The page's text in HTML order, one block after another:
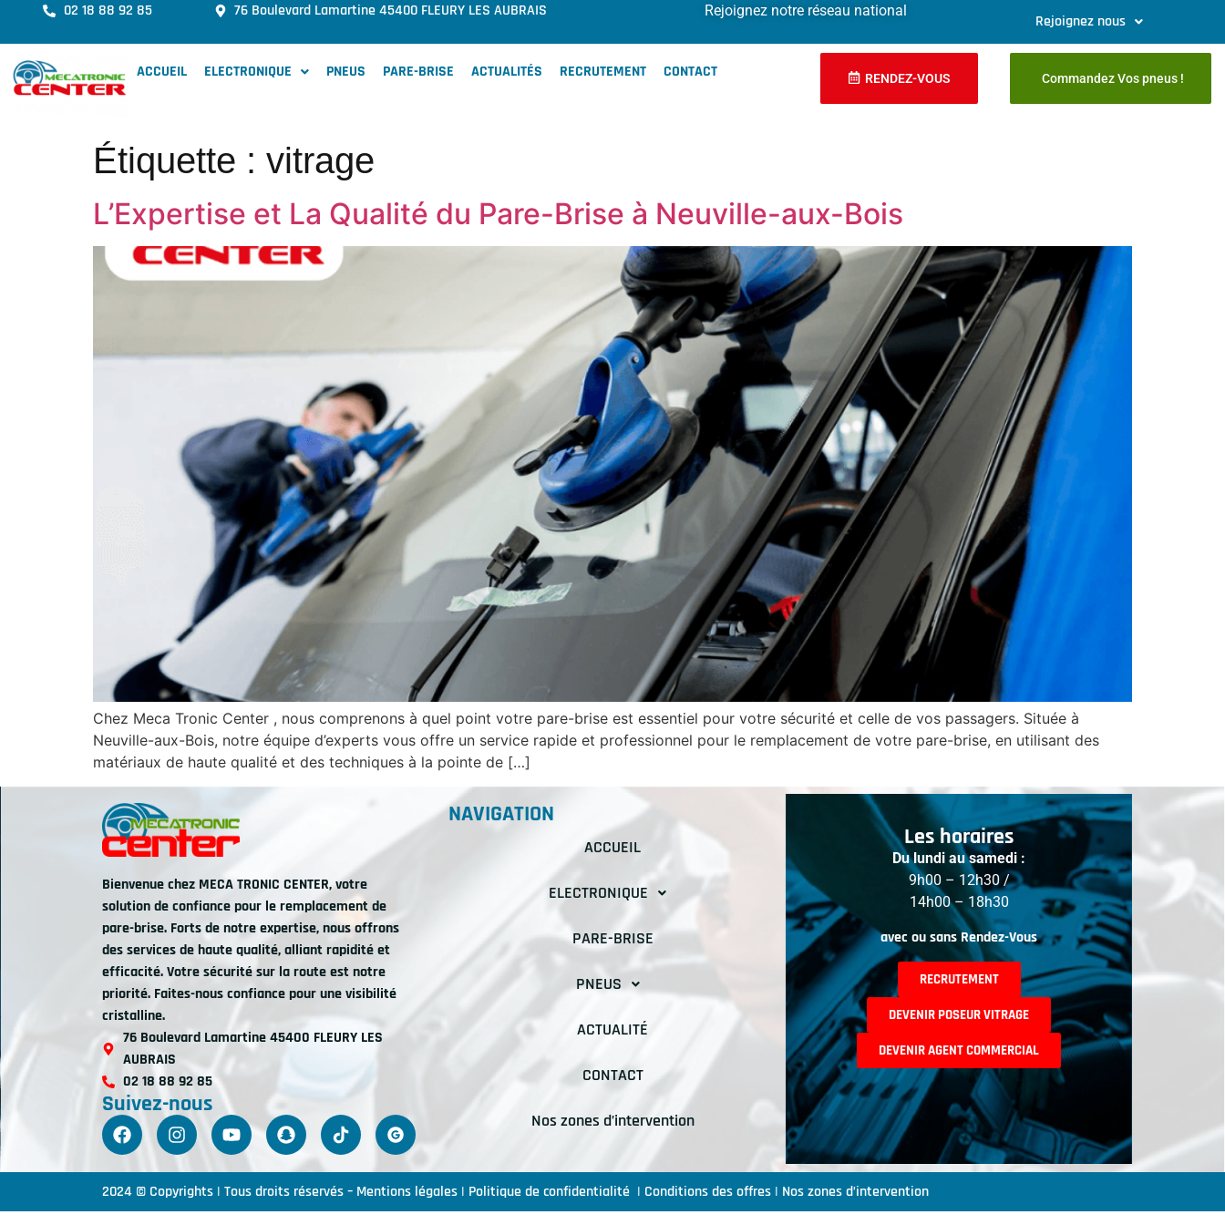
02 18 88 92 85 76 Boulevard Lamartine 45400 FLEURY LES AUBRAIS Rejoignez notre réseau national
Rejoignez nous
ACCUEIL ELECTRONIQUE PNEUS PARE-BRISE ACTUALITÉS RECRUTEMENT CONTACT RENDEZ-VOUS Commandez Vos pneus !
Étiquette : vitrage
L’Expertise et La Qualité du Pare-Brise à Neuville-aux-Bois
Chez Meca Tronic Center , nous comprenons à quel point votre pare-brise est essentiel pour votre sécurité et celle de vos passagers. Située à
Neuville-aux-Bois, notre équipe d’experts vous offre un service rapide et professionnel pour le remplacement de votre pare-brise, en utilisant des
matériaux de haute qualité et des techniques à la pointe de […]
Bienvenue chez MECA TRONIC CENTER, votre
solution de confiance pour le remplacement de
pare-brise. Forts de notre expertise, nous offrons
des services de haute qualité, alliant rapidité et
efficacité. Votre sécurité sur la route est notre
priorité. Faites-nous confiance pour une visibilité
cristalline.
76 Boulevard Lamartine 45400 FLEURY LES
AUBRAIS
02 18 88 92 85
Suivez-nous
NAVIGATION
ACCUEIL
ELECTRONIQUE
PARE-BRISE
PNEUS
ACTUALITÉ
CONTACT
Nos zones d’intervention
Les horaires
Du lundi au samedi :
9h00 – 12h30 /
14h00 – 18h30
avec ou sans Rendez-Vous
RECRUTEMENT
DEVENIR POSEUR VITRAGE
DEVENIR AGENT COMMERCIAL
2024 © Copyrights | Tous droits réservés – Mentions légales | Politique de confidentialité | Conditions des offres | Nos zones d’intervention